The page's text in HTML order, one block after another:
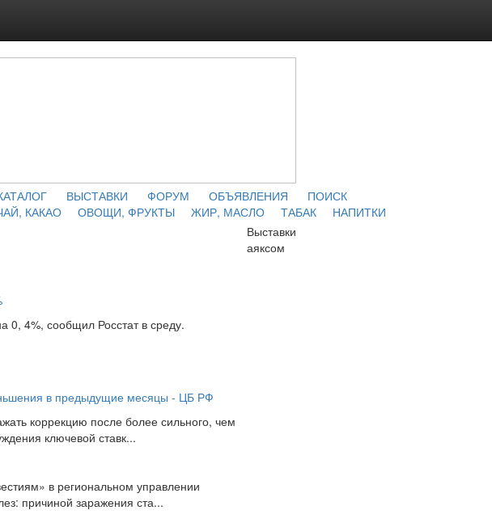
ВЫСТАВКИ ФОРУМ ОБЪЯВЛЕНИЯ
ПОИСК
КАКАО ОВОЩИ, ФРУКТЫ ЖИР, МАСЛО ТАБАК НАПИТКИ
4%, сообщил Росстат в среду.
в предыдущие месяцы - ЦБ РФ
коррекцию после более сильного, чем
ключевой ставк...
в региональном управлении
причиной заражения ста...
Выставки
аяксом